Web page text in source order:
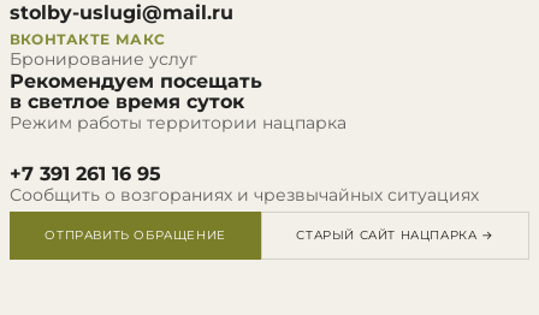
stolby-uslugi@mail.ru
ВКОНТАКТЕ МАКС
Бронирование услуг
Рекомендуем посещать
в светлое время суток
Режим работы территории нацпарка
+7 391 261 16 95
Сообщить о возгораниях и чрезвычайных ситуациях
ОТПРАВИТЬ ОБРАЩЕНИЕ СТАРЫЙ САЙТ НАЦПАРКА →